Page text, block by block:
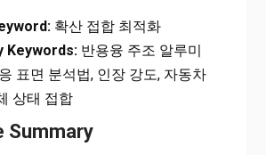
확산 접합 최적화
Keywords:반용융 주조 알루미
표면 분석법, 인장 강도, 자동차
상태 접합
Summary